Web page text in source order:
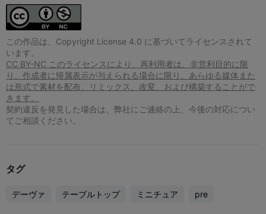
この作品は、Copyright License 4.0 に基づいてライセンスされて
います。
CC BY-NC このライセンスにより、再利用者は、非営利目的に限
り、作成者に帰属表示が与えられる場合に限り、あらゆる媒体また
は形式で素材を配布、リミックス、改変、および構築することがで
きます。
契約違反を発見した場合は、弊社にご連絡の上、今後の対応につい
てご相談ください。
タグ
デーヴァ テーブルトップ ミニチュア pre